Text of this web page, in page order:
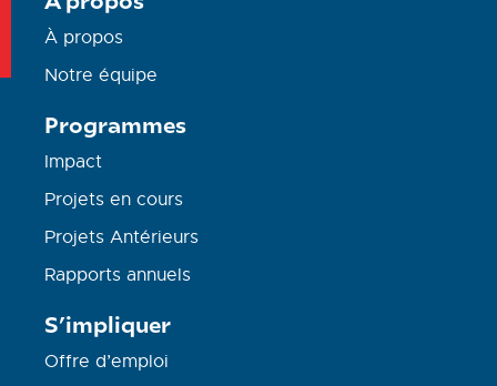
À propos
Notre équipe
Programmes
Impact
Projets en cours
Projets Antérieurs
Rapports annuels
S’impliquer
Offre d’emploi